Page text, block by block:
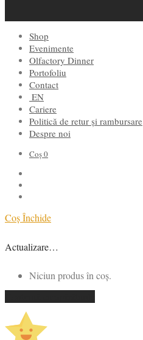
Shop
Evenimente
Olfactory Dinner
Portofoliu
Contact
EN
Cariere
Politică de retur și rambursare
Despre noi
Coș0
CoșÎnchide
Actualizare…
Niciun produs în coș.